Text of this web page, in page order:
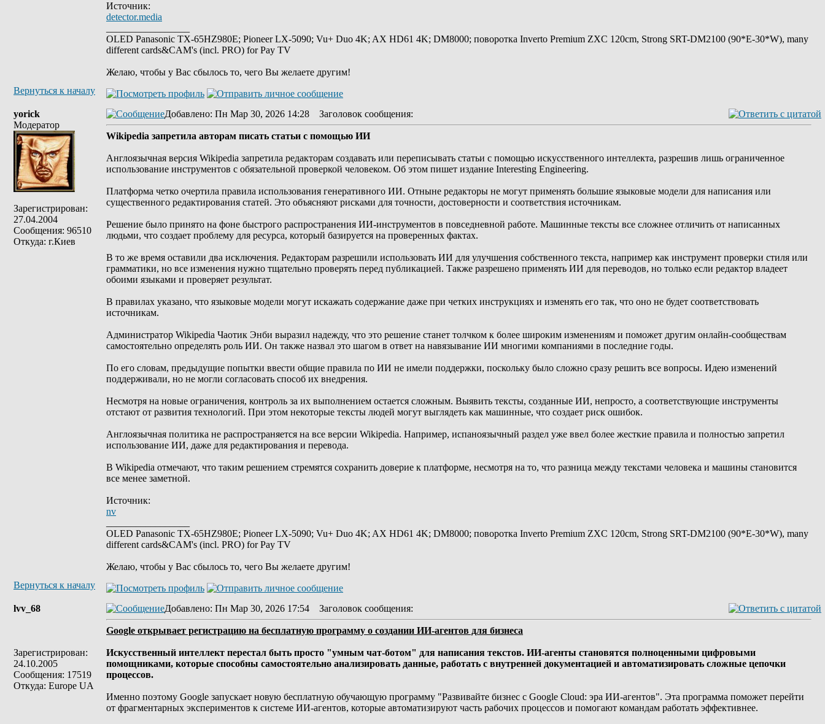
Источник:
detector.media
OLED Panasonic TX-65HZ980E; Pioneer LX-5090; Vu+ Duo 4K; AX HD61 4K; DM8000; поворотка Inverto Premium ZXC 120cm, Strong SRT-DM2100 (90*E-30*W), many
different cards&CAM's (incl. PRO) for Pay TV
Желаю, чтобы у Вас сбылось то, чего Вы желаете другим!
Вернуться к началу
yorick
Модератор
Зарегистрирован:
27.04.2004
Сообщения: 96510
Откуда: г.Киев
Добавлено: Пн Мар 30, 2026 14:28 Заголовок сообщения:
Wikipedia запретила авторам писать статьи с помощью ИИ
Англоязычная версия Wikipedia запретила редакторам создавать или переписывать статьи с помощью искусственного интеллекта, разрешив лишь ограниченное
использование инструментов с обязательной проверкой человеком. Об этом пишет издание Interesting Engineering.
Платформа четко очертила правила использования генеративного ИИ. Отныне редакторы не могут применять большие языковые модели для написания или
существенного редактирования статей. Это объясняют рисками для точности, достоверности и соответствия источникам.
Решение было принято на фоне быстрого распространения ИИ-инструментов в повседневной работе. Машинные тексты все сложнее отличить от написанных
людьми, что создает проблему для ресурса, который базируется на проверенных фактах.
В то же время оставили два исключения. Редакторам разрешили использовать ИИ для улучшения собственного текста, например как инструмент проверки стиля или
грамматики, но все изменения нужно тщательно проверять перед публикацией. Также разрешено применять ИИ для переводов, но только если редактор владеет
обоими языками и проверяет результат.
В правилах указано, что языковые модели могут искажать содержание даже при четких инструкциях и изменять его так, что оно не будет соответствовать
источникам.
Администратор Wikipedia Чаотик Энби выразил надежду, что это решение станет толчком к более широким изменениям и поможет другим онлайн-сообществам
самостоятельно определять роль ИИ. Он также назвал это шагом в ответ на навязывание ИИ многими компаниями в последние годы.
По его словам, предыдущие попытки ввести общие правила по ИИ не имели поддержки, поскольку было сложно сразу решить все вопросы. Идею изменений
поддерживали, но не могли согласовать способ их внедрения.
Несмотря на новые ограничения, контроль за их выполнением остается сложным. Выявить тексты, созданные ИИ, непросто, а соответствующие инструменты
отстают от развития технологий. При этом некоторые тексты людей могут выглядеть как машинные, что создает риск ошибок.
Англоязычная политика не распространяется на все версии Wikipedia. Например, испаноязычный раздел уже ввел более жесткие правила и полностью запретил
использование ИИ, даже для редактирования и перевода.
В Wikipedia отмечают, что таким решением стремятся сохранить доверие к платформе, несмотря на то, что разница между текстами человека и машины становится
все менее заметной.
Источник:
nv
OLED Panasonic TX-65HZ980E; Pioneer LX-5090; Vu+ Duo 4K; AX HD61 4K; DM8000; поворотка Inverto Premium ZXC 120cm, Strong SRT-DM2100 (90*E-30*W), many
different cards&CAM's (incl. PRO) for Pay TV
Желаю, чтобы у Вас сбылось то, чего Вы желаете другим!
Вернуться к началу
lvv_68
Зарегистрирован:
24.10.2005
Сообщения: 17519
Откуда: Europe UA
Добавлено: Пн Мар 30, 2026 17:54 Заголовок сообщения:
Google открывает регистрацию на бесплатную программу о создании ИИ-агентов для бизнеса
Искусственный интеллект перестал быть просто "умным чат-ботом" для написания текстов. ИИ-агенты становятся полноценными цифровыми
помощниками, которые способны самостоятельно анализировать данные, работать с внутренней документацией и автоматизировать сложные цепочки
процессов.
Именно поэтому Google запускает новую бесплатную обучающую программу "Развивайте бизнес с Google Cloud: эра ИИ-агентов". Эта программа поможет перейти
от фрагментарных экспериментов к системе ИИ-агентов, которые автоматизируют часть рабочих процессов и помогают командам работать эффективнее.